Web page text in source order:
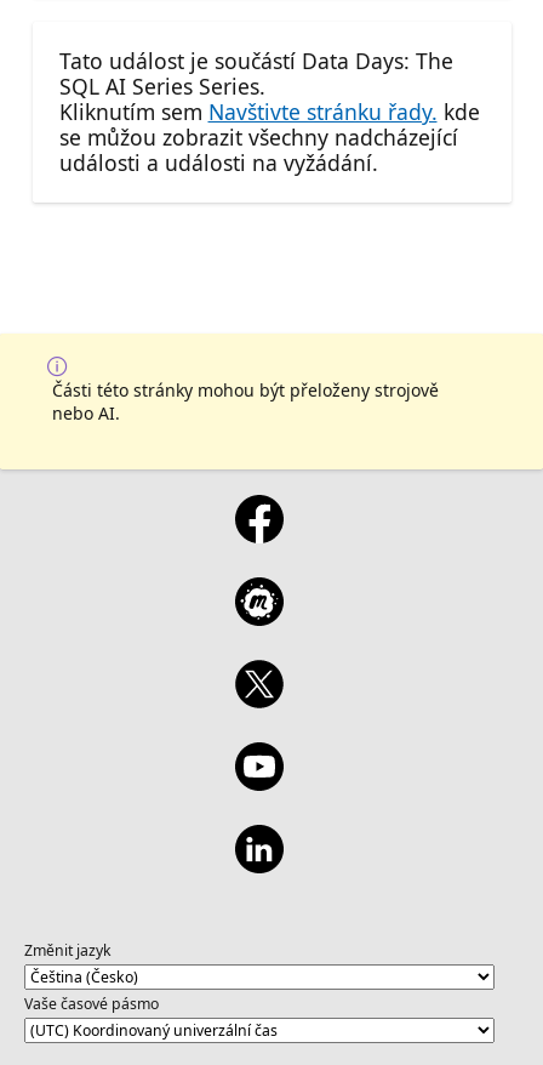
Tato událost je součástí Data Days: The
SQL AI Series Series.
Kliknutím sem Navštivte stránku řady. kde
se můžou zobrazit všechny nadcházející
události a události na vyžádání.
Části této stránky mohou být přeloženy strojově
nebo AI.
Změnit jazyk
Vaše časové pásmo